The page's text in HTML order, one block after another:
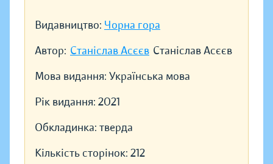
Видавництво: Чорна гора
Автор: Станіслав Асєєв Станіслав Асєєв
Мова видання: Українська мова
Рік видання: 2021
Обкладинка: тверда
Кількість сторінок: 212